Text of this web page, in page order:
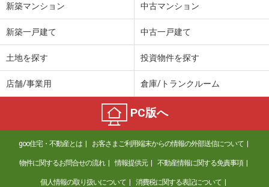
新築マンション 中古マンション
新築一戸建て 中古一戸建て
土地を探す 投資物件を探す
店舗/事業用 倉庫/トランクルーム
PC版へ
goo住宅・不動産とは お客さまご利用端末からの情報の外部送信について
物件に関するお問合せの流れ 情報提供元 不動産情報に関する免責事項
個人情報の取り扱いについて 消費税に関する表記について